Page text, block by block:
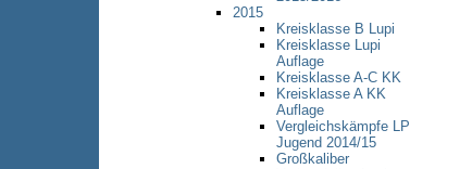
2015
Kreisklasse B Lupi
Kreisklasse Lupi
Auflage
Kreisklasse A-C KK
Kreisklasse A KK
Auflage
Vergleichskämpfe LP
Jugend 2014/15
Großkaliber